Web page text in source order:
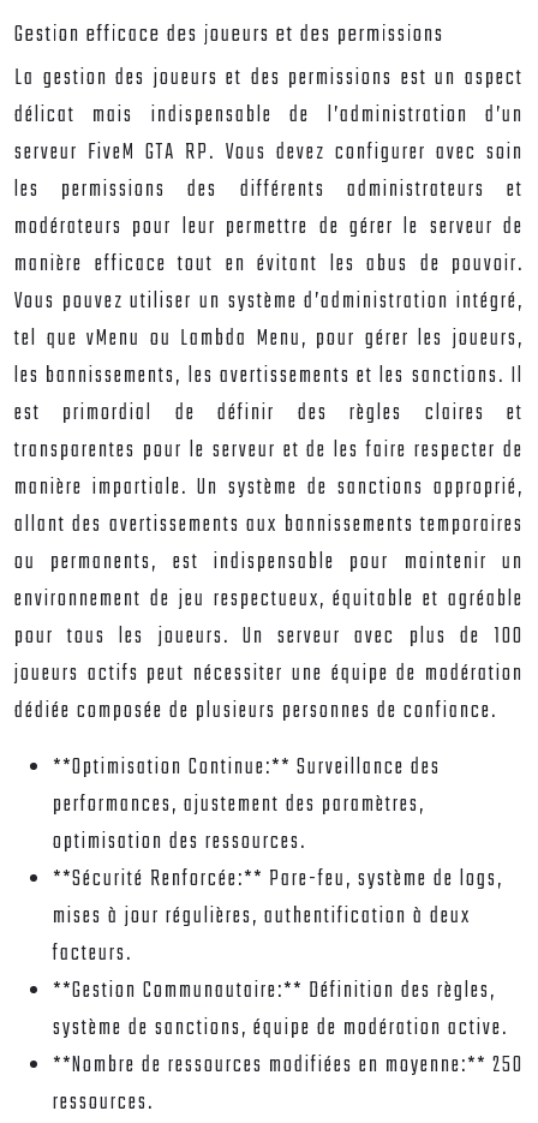
Gestion efficace des joueurs et des permissions
La gestion des joueurs et des permissions est un aspect
délicat mais indispensable de l’administration d’un
serveur FiveM GTA RP. Vous devez configurer avec soin
les permissions des différents administrateurs et
modérateurs pour leur permettre de gérer le serveur de
manière efficace tout en évitant les abus de pouvoir.
Vous pouvez utiliser un système d’administration intégré,
tel que vMenu ou Lambda Menu, pour gérer les joueurs,
les bannissements, les avertissements et les sanctions. Il
est primordial de définir des règles claires et
transparentes pour le serveur et de les faire respecter de
manière impartiale. Un système de sanctions approprié,
allant des avertissements aux bannissements temporaires
ou permanents, est indispensable pour maintenir un
environnement de jeu respectueux, équitable et agréable
pour tous les joueurs. Un serveur avec plus de 100
joueurs actifs peut nécessiter une équipe de modération
dédiée composée de plusieurs personnes de confiance.
**Optimisation Continue:** Surveillance des
performances, ajustement des paramètres,
optimisation des ressources.
**Sécurité Renforcée:** Pare-feu, système de logs,
mises à jour régulières, authentification à deux
facteurs.
**Gestion Communautaire:** Définition des règles,
système de sanctions, équipe de modération active.
**Nombre de ressources modifiées en moyenne:** 250
ressources.